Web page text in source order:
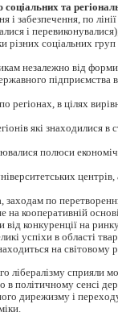
та
забезпечення, по лінії
і
різних соціальних груп
незалежно від
підприємства
регіонах, в цілях
які знаходилися в
полюси
заходам по
кооперативній
конкуренції на
успіхи в області
на світовому
лібералізму сприяли
в політичному сенсі
дирежизму і